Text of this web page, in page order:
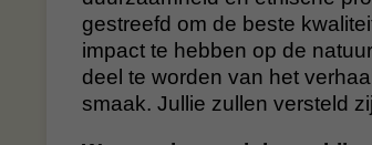
gestreefd om de beste
impact te hebben op de
deel te worden van het
smaak. Jullie zullen versteld